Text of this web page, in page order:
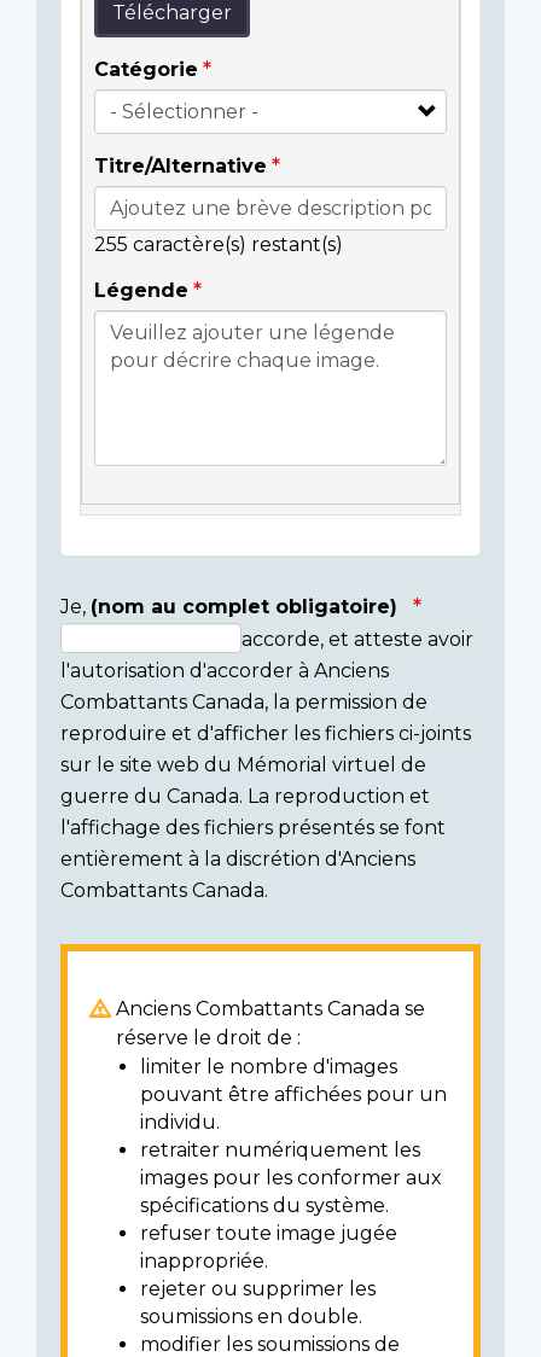
Télécharger
Catégorie
Titre/Alternative
255 caractère(s) restant(s)
Légende
Consent
section
Je, (nom au complet obligatoire)
accorde, et atteste avoir
l'autorisation d'accorder à Anciens
Combattants Canada, la permission de
reproduire et d'afficher les fichiers ci-joints
sur le site web du Mémorial virtuel de
guerre du Canada. La reproduction et
l'affichage des fichiers présentés se font
entièrement à la discrétion d'Anciens
Combattants Canada.
Anciens Combattants Canada se
réserve le droit de :
limiter le nombre d'images
pouvant être affichées pour un
individu.
retraiter numériquement les
images pour les conformer aux
spécifications du système.
refuser toute image jugée
inappropriée.
rejeter ou supprimer les
soumissions en double.
modifier les soumissions de